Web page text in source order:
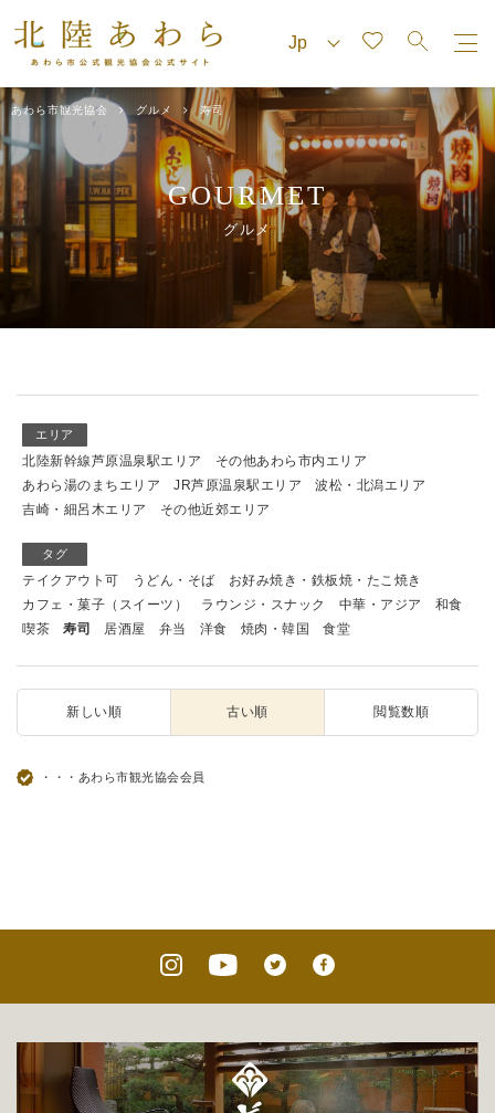
あわら市観光協会 グルメ 寿司
GOURMET
グルメ
エリア
北陸新幹線芦原温泉駅エリア
その他あわら市内エリア
あわら湯のまちエリア
JR芦原温泉駅エリア
波松・北潟エリア
吉崎・細呂木エリア
その他近郊エリア
タグ
テイクアウト可 うどん・そば
お好み焼き・鉄板焼・たこ焼き
カフェ・菓子（スイーツ）
ラウンジ・スナック 中華・アジア
和食
喫茶
寿司 居酒屋 弁当 洋食 焼肉・韓国 食堂
新しい順 古い順 閲覧数順
・・・あわら市観光協会会員